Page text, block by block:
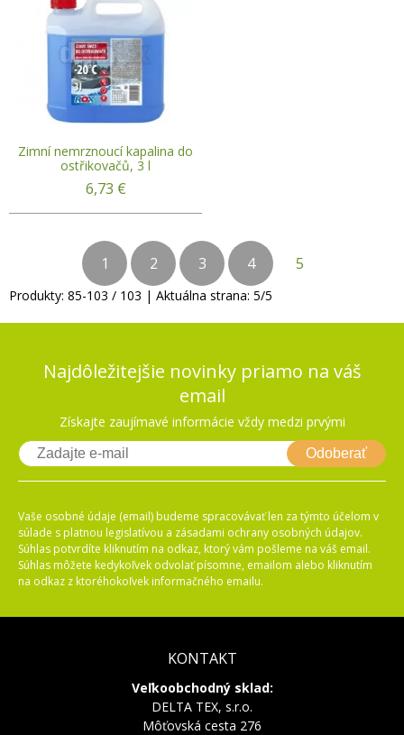
Zimní nemrznoucí kapalina do
ostřikovačů, 3 l
6,73 €
1 2 3 4 5
Produkty: 85-103 / 103 | Aktuálna strana: 5/5
Najdôležitejšie novinky priamo na váš
email
Získajte zaujímavé informácie vždy medzi prvými
Odoberať
Vaše osobné údaje (email) budeme spracovávať len za týmto účelom v
súlade s platnou legislatívou a zásadami ochrany osobných údajov.
Súhlas potvrdíte kliknutím na odkaz, ktorý vám pošleme na váš email.
Súhlas môžete kedykoľvek odvolať písomne, emailom alebo kliknutím
na odkaz z ktoréhokoľvek informačného emailu.
KONTAKT
Veľkoobchodný sklad:
DELTA TEX, s.r.o.
Môťovská cesta 276